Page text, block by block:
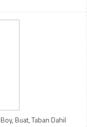
Buat, Taban Dahil